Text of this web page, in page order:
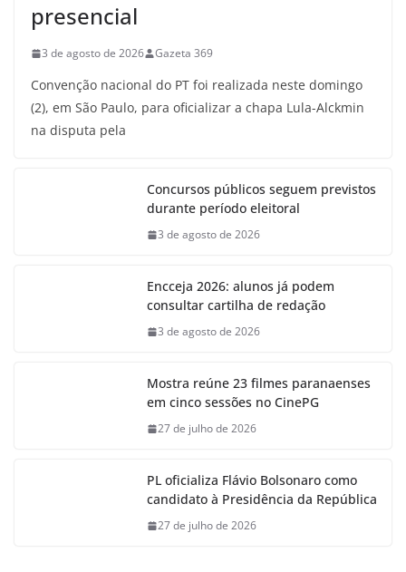
presencial
3 de agosto de 2026 Gazeta 369
Convenção nacional do PT foi realizada neste domingo
(2), em São Paulo, para oficializar a chapa Lula-Alckmin
na disputa pela
Concursos públicos seguem previstos
durante período eleitoral
3 de agosto de 2026
Encceja 2026: alunos já podem
consultar cartilha de redação
3 de agosto de 2026
Mostra reúne 23 filmes paranaenses
em cinco sessões no CinePG
27 de julho de 2026
PL oficializa Flávio Bolsonaro como
candidato à Presidência da República
27 de julho de 2026